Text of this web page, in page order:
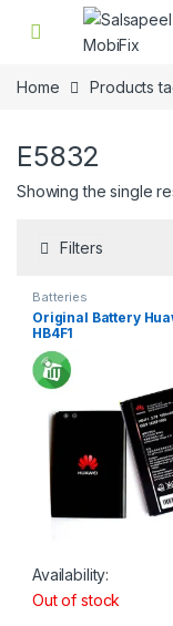
Skip to navigation
Skip to content
Home Products
E5832
Showing the single
Filters
Batteries
Original Battery
HB4F1
Availability:
Out of stock